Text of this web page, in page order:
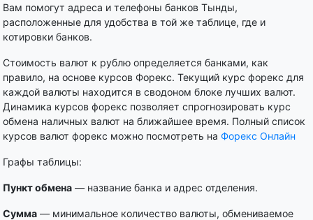
Вам помогут адреса и телефоны банков Тынды,
расположенные для удобства в той же таблице, где и
котировки банков.
Стоимость валют к рублю определяется банками, как
правило, на основе курсов Форекс. Текущий курс форекс для
каждой валюты находится в сводоном блоке лучших валют.
Динамика курсов форекс позволяет спрогнозировать курс
обмена наличных валют на ближайшее время. Полный список
курсов валют форекс можно посмотреть на Форекс Онлайн
Графы таблицы:
Пункт обмена — название банка и адрес отделения.
Сумма — минимальное количество валюты, обмениваемое